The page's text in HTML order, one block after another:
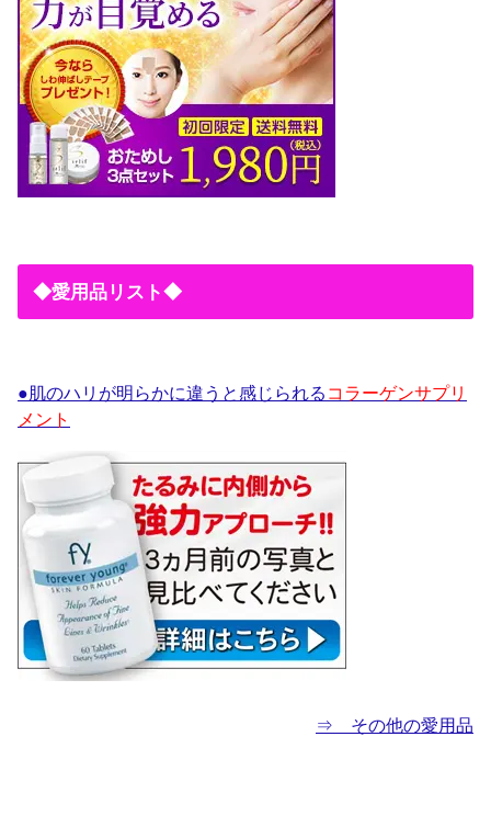
◆愛用品リスト◆
●肌のハリが明らかに違うと感じられる コラーゲンサプリ
メント
⇒ その他の愛用品